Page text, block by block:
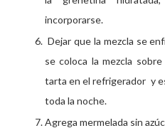
incorporarse.
Dejar que la mezcla se
se coloca la mezcla
tarta en el refrigerador y
toda la noche.
Agrega mermelada sin